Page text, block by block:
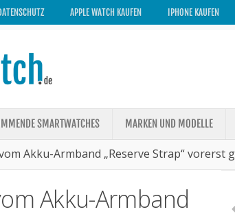
APPLE WATCH KAUFEN IPHONE KAUFEN
SMARTWATCHES MARKEN UND MODELLE
Akku-Armband „Reserve Strap“ vorerst
Akku-Armband